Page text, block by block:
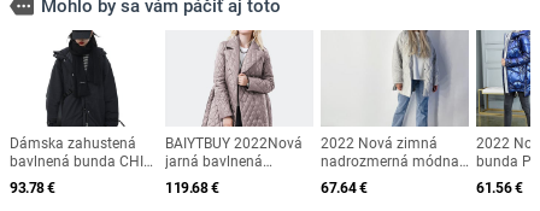
more Mohlo by sa vám páčiť aj toto
Dámska zahustená
bavlnená bunda CHIC
VEN z kórejskej verzie,
ležérna voľná kapucňa
93.78€
BAIYTBUY 2022Nová
jarná bavlnená
prešívaná dlhá péřová
bunda pre ženy, zimná
119.68€
2022 Nová zimná
nadrozmerná módna
vintage kockovaná
kapucňa s kapucňou,
67.64€
2022
bunda
lesklá
s
61.56€